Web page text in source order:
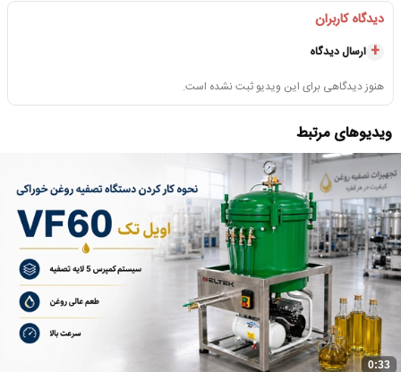
دیدگاه کاربران
ارسال دیدگاه
هنوز دیدگاهی برای این ویدیو ثبت نشده است.
ویدیوهای مرتبط
0:33